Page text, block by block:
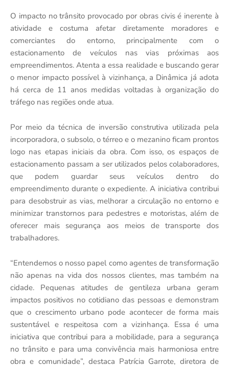
O impacto no trânsito provocado por obras civis é inerente à
atividade e costuma afetar diretamente moradores e
comerciantes do entorno, principalmente com o
estacionamento de veículos nas vias próximas aos
empreendimentos. Atenta a essa realidade e buscando gerar
o menor impacto possível à vizinhança, a Dinâmica já adota
há cerca de 11 anos medidas voltadas à organização do
tráfego nas regiões onde atua.
Por meio da técnica de inversão construtiva utilizada pela
incorporadora, o subsolo, o térreo e o mezanino ficam prontos
logo nas etapas iniciais da obra. Com isso, os espaços de
estacionamento passam a ser utilizados pelos colaboradores,
que podem guardar seus veículos dentro do
empreendimento durante o expediente. A iniciativa contribui
para desobstruir as vias, melhorar a circulação no entorno e
minimizar transtornos para pedestres e motoristas, além de
oferecer mais segurança aos meios de transporte dos
trabalhadores.
“Entendemos o nosso papel como agentes de transformação
não apenas na vida dos nossos clientes, mas também na
cidade. Pequenas atitudes de gentileza urbana geram
impactos positivos no cotidiano das pessoas e demonstram
que o crescimento urbano pode acontecer de forma mais
sustentável e respeitosa com a vizinhança. Essa é uma
iniciativa que contribui para a mobilidade, para a segurança
no trânsito e para uma convivência mais harmoniosa entre
obra e comunidade”, destaca Patrícia Garrote, diretora de